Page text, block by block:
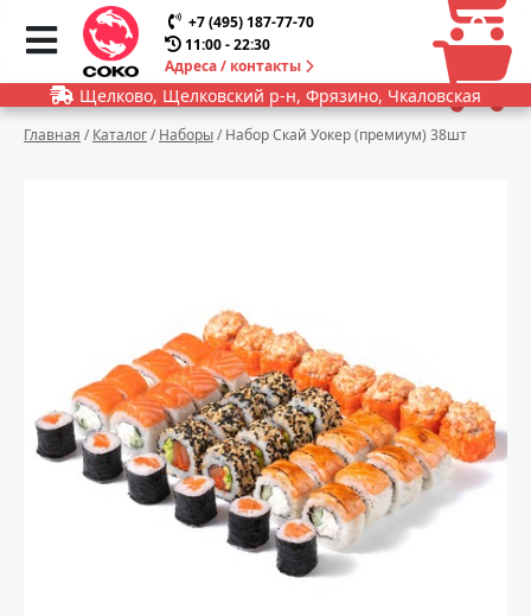
+7 (495) 187-77-70
11:00 - 22:30
Адреса / контакты
0
0
Щелково, Щелковский р-н, Фрязино, Чкаловская
Главная / Каталог/ Наборы/ Набор Скай Уокер (премиум) 38шт